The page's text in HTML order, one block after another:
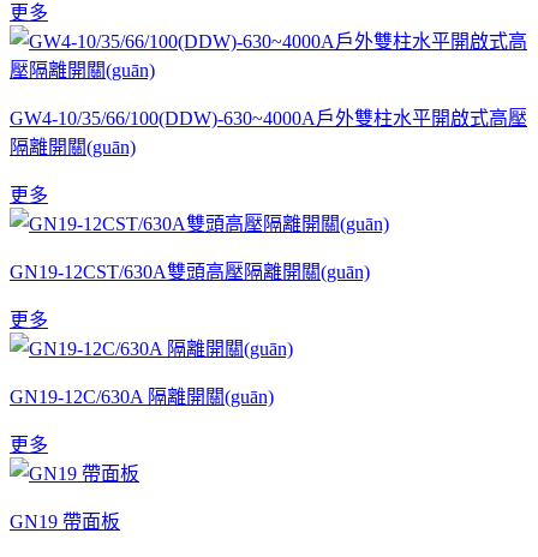
更多
GW4-10/35/66/100(DDW)-630~4000A戶外雙柱水平開啟式高壓
隔離開關(guān)
更多
GN19-12CST/630A雙頭高壓隔離開關(guān)
更多
GN19-12C/630A 隔離開關(guān)
更多
GN19 帶面板